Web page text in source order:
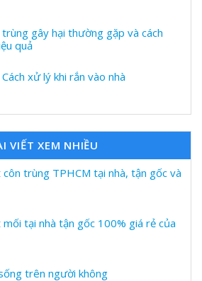
trùng gây hại thường gặp và cách
quả
xử lý khi rắn vào nhà
VIẾT XEM NHIỀU
trùng TPHCM tại nhà, tận gốc và
tại nhà tận gốc 100% giá rẻ của
trên người không